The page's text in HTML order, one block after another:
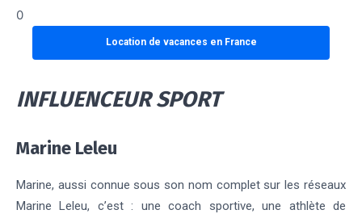
0
Location de vacances en France
INFLUENCEUR SPORT
Marine Leleu
Marine, aussi connue sous son nom complet sur les réseaux
Marine Leleu, c’est : une coach sportive, une athlète de